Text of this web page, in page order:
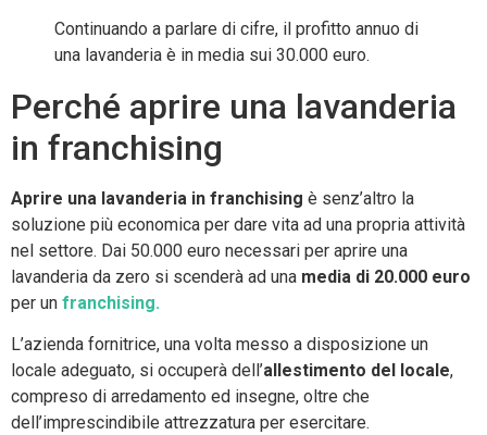
Continuando a parlare di cifre, il profitto annuo di
una lavanderia è in media sui 30.000 euro.
Perché aprire una lavanderia
in franchising
Aprire una lavanderia in franchising è senz’altro la
soluzione più economica per dare vita ad una propria attività
nel settore. Dai 50.000 euro necessari per aprire una
lavanderia da zero si scenderà ad una media di 20.000 euro
per un franchising.
L’azienda fornitrice, una volta messo a disposizione un
locale adeguato, si occuperà dell’allestimento del locale,
compreso di arredamento ed insegne, oltre che
dell’imprescindibile attrezzatura per esercitare.